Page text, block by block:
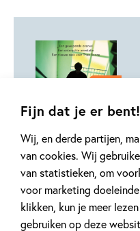
Fijn dat je er bent!
Wij, en derde partijen,
van cookies. Wij
van statistieken, om
voor marketing
klikken, kun je meer
gebruiken op deze
Kid Lawyer 7 –
De
17 ,99
Paperback